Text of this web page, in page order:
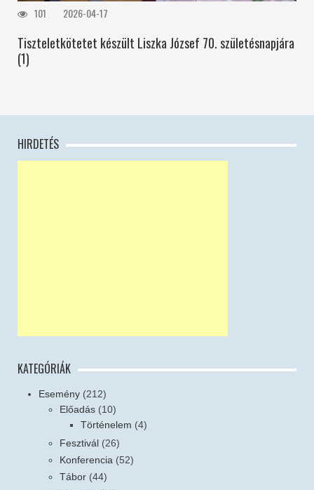
101 2026-04-17
Tiszteletkötetet készült Liszka József 70. születésnapjára
(1)
HIRDETÉS
KATEGÓRIÁK
Esemény (212)
Előadás (10)
Történelem (4)
Fesztivál (26)
Konferencia (52)
Tábor (44)